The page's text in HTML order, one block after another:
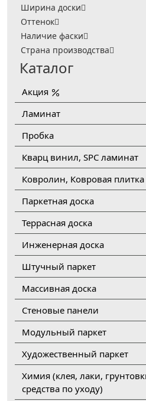
Ширина доски
Оттенок
Наличие фаски
Страна производства
Каталог
Акция
Ламинат
Пробка
Кварц винил, SPC ламинат
Ковролин, Ковровая плитка
Паркетная доска
Террасная доска
Инженерная доска
Штучный паркет
Массивная доска
Стеновые панели
Модульный паркет
Художественный паркет
Химия (клея, лаки,
средства по уходу)